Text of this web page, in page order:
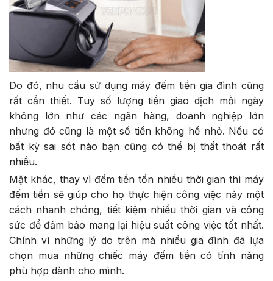
Do đó, nhu cầu sử dụng máy đếm tiền gia đình cũng
rất cần thiết. Tuy số lượng tiền giao dịch mỗi ngày
không lớn như các ngân hàng, doanh nghiệp lớn
nhưng đó cũng là một số tiền không hề nhỏ. Nếu có
bất kỳ sai sót nào bạn cũng có thể bị thất thoát rất
nhiều.
Mặt khác, thay vì đếm tiền tốn nhiều thời gian thì máy
đếm tiền sẽ giúp cho họ thực hiện công việc này một
cách nhanh chóng, tiết kiệm nhiều thời gian và công
sức để đảm bảo mang lại hiệu suất công việc tốt nhất.
Chính vì những lý do trên mà nhiều gia đình đã lựa
chọn mua những chiếc máy đếm tiền có tính năng
phù hợp dành cho mình.